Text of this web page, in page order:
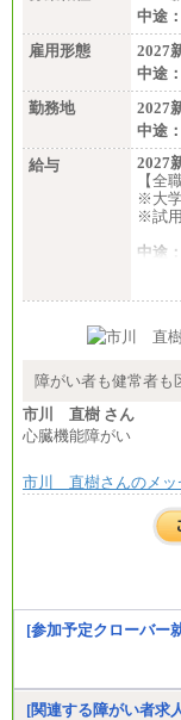
中途：
雇用形態
2027
中途：
勤務地
2027
中途：
給与
2027
【全
※大
※試
中途：
（１
※経験
※業
※試用
障がい者も健常者も
市川 直樹 さん
心臓機能障がい
市川 直樹さんのメッ
[参加予定クローバー
[関連する障がい者求